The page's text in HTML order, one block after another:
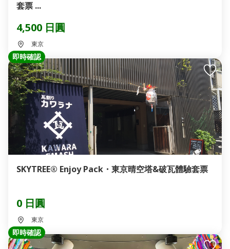
套票 ...
4,500 日圓
東京
即時確認
SKYTREE® Enjoy Pack・東京晴空塔&破瓦體驗套票
0 日圓
東京
即時確認